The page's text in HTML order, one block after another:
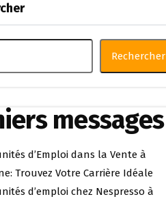
Rechercher
messages
d’Emploi dans la Vente à
Trouvez Votre Carrière Idéale
d’emploi chez Nespresso à